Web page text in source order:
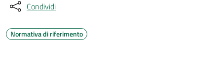
Condividi
Normativa di riferimento